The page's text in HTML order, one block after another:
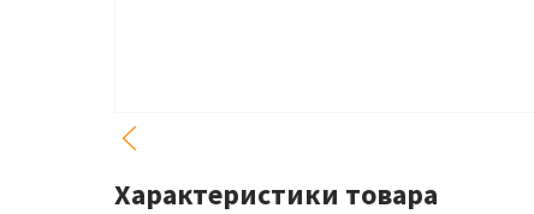
Характеристики товара